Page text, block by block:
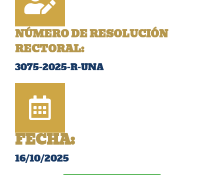
NÚMERO DE RESOLUCIÓN
RECTORAL:
3075-2025-R-UNA
FECHA:
16/10/2025